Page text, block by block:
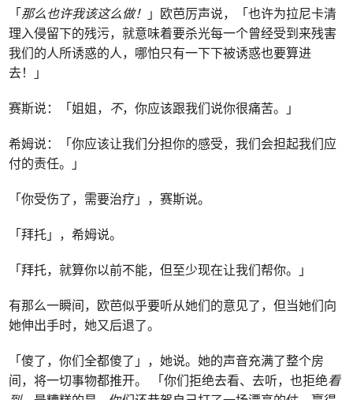
「那么也许我该这么做！ 」欧芭厉声说，「也许为拉尼卡清
理入侵留下的残污，就意味着要杀光每一个曾经受到来残害
我们的人所诱惑的人，哪怕只有一下下被诱惑也要算进
去！」
赛斯说：「姐姐， 不，你应该跟我们说你很痛苦。」
希姆说：「你应该让我们分担你的感受，我们会担起我们应
付的责任。」
「你受伤了，需要治疗」，赛斯说。
「拜托」，希姆说。
「拜托，就算你以前不能，但至少现在让我们帮你。」
有那么一瞬间，欧芭似乎要听从她们的意见了，但当她们向
她伸出手时，她又后退了。
「傻了，你们全都傻了」，她说。她的声音充满了整个房
间，将一切事物都推开。 「你们拒绝去看、去听，也拒绝看